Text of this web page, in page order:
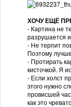
ХОЧУ ЕЩЁ
- Картина не
разрушается
- Не терпит
Поэтому
- Протирать
кисточкой. Я
- Если холст
этого нужно
провисшей
как это